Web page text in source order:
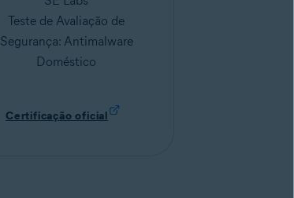
Teste de Avaliação de
Segurança: Antimalware
Doméstico
Certificação oficial